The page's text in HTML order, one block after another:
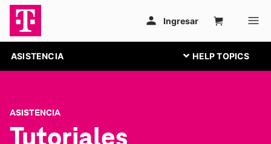
ASISTENCIA
ASISTENCIA
Tutoriales